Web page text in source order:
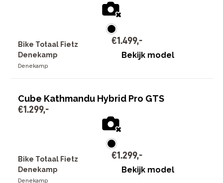
Bike Totaal Fietz
Denekamp
Denekamp
€1 .499,-
Bekijk model
Cube Kathmandu Hybrid Pro GTS
€1 .299,-
Bike Totaal Fietz
Denekamp
Denekamp
€1 .299,-
Bekijk model